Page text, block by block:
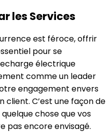
les Services
est féroce, offrir
pour se
électrique
comme un leader
engagement envers
client. C’est une façon de
chose que vos
pas encore envisagé.